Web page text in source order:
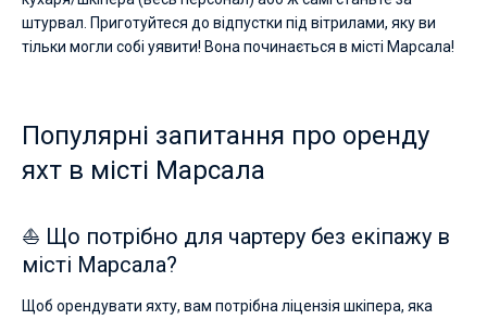
штурвал. Приготуйтеся до відпустки під вітрилами, яку ви
тільки могли собі уявити! Вона починається в місті Марсала!
Популярні запитання про оренду
яхт в місті Марсала
⛵ Що потрібно для чартеру без екіпажу в
місті Марсала?
Щоб орендувати яхту, вам потрібна ліцензія шкіпера, яка